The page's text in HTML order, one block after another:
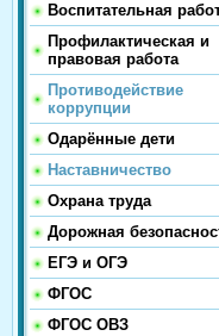
Воспитательная
Профилактическая и
правовая работа
Противодействие
коррупции
Одарённые дети
Наставничество
Охрана труда
Дорожная
ЕГЭ и ОГЭ
ФГОС
ФГОС ОВЗ